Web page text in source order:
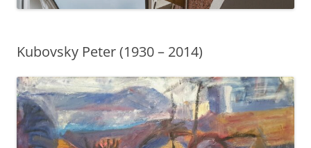
Kubovsky Peter (1930 – 2014)